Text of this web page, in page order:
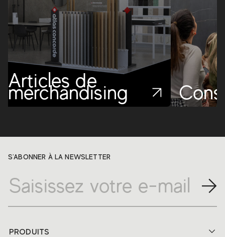
Articles de
merchandising
S'ABONNER À LA NEWSLETTER
PRODUITS